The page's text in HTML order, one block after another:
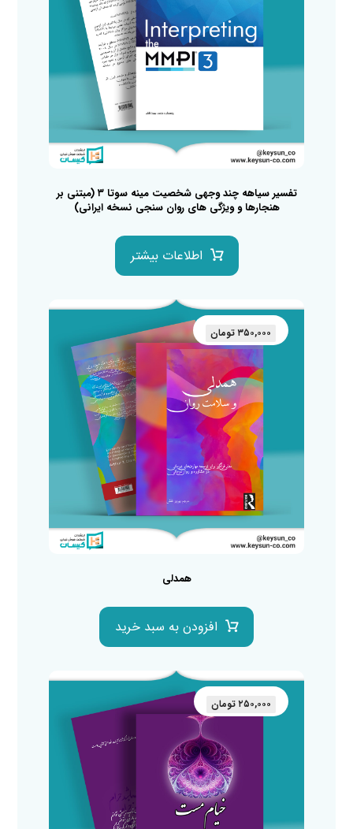
تفسیر سیاهه چند وجهی شخصیت مینه سوتا ۳ (مبتنی بر
هنجارها و ویژگی های روان سنجی نسخه ایرانی)
اطلاعات بیشتر
همدلی
۳۵۰,۰۰۰ تومان
افزودن به سبد خرید
۲۵۰,۰۰۰ تومان